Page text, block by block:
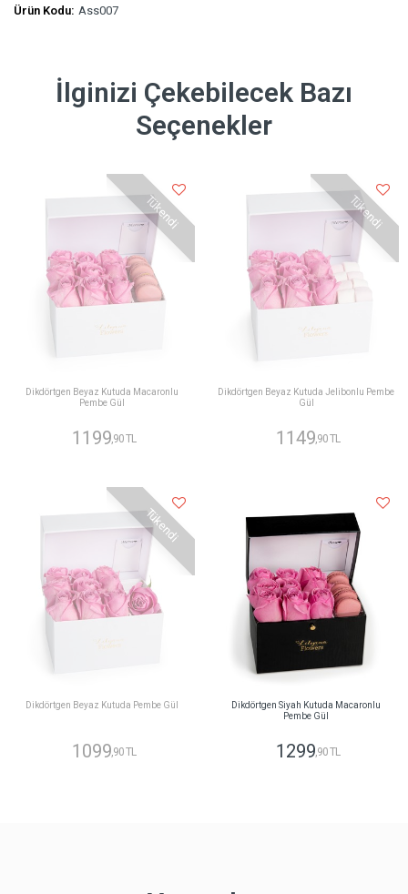
Ürün Kodu: Ass007
İlginizi Çekebilecek Bazı
Seçenekler
Tükendi
Dikdörtgen Beyaz Kutuda Macaronlu
Pembe Gül
1199,90 TL
Tükendi
Dikdörtgen Beyaz Kutuda Jelibonlu Pembe
Gül
1149,90 TL
Tükendi
Dikdörtgen Beyaz Kutuda Pembe Gül
1099,90 TL
Dikdörtgen Siyah Kutuda Macaronlu
Pembe Gül
1299,90 TL